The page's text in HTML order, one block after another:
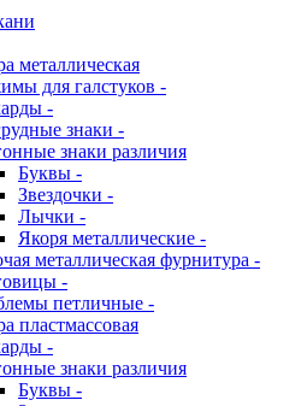
металлическая
для галстуков -
-
знаки -
знаки различия
Буквы -
Звездочки -
Лычки -
Якоря металлические -
металлическая фурнитура -
-
петличные -
пластмассовая
-
знаки различия
Буквы -